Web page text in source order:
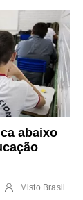
abaixo
Misto Brasil